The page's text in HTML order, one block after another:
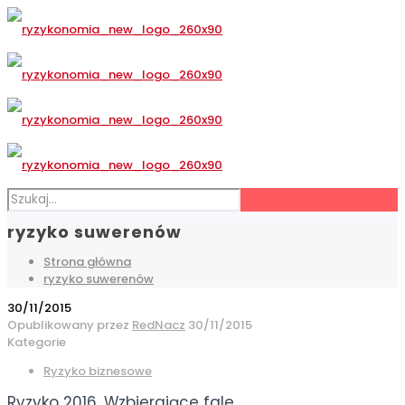
ryzyko suwerenów
Strona główna
ryzyko suwerenów
30/11/2015
Opublikowany przez RedNacz 30/11/2015
Kategorie
Ryzyko biznesowe